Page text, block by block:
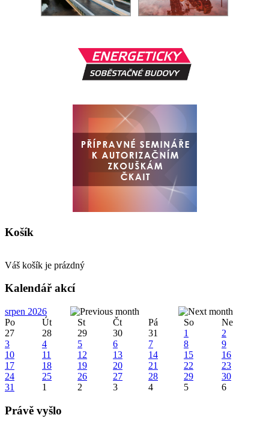
Košík
Váš košík je prázdný
Kalendář akcí
srpen 2026
Po
Út St Čt Pá So
Ne
27
28 29 30 31 1
2
3
4 5 6 7 8
9
10
11 12 13 14 15
16
17
18 19 20 21 22
23
24
25 26 27 28 29
30
31
1 2 3 4 5 6
Právě vyšlo